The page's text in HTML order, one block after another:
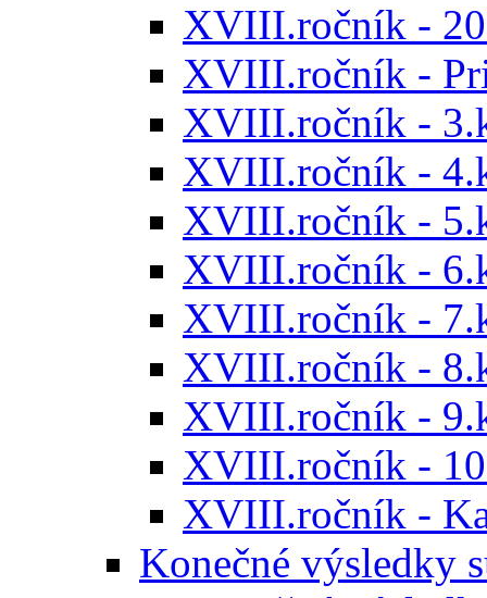
XVIII.ročník -
XVIII.ročník -
XVIII.ročník -
XVIII.ročník -
XVIII.ročník -
XVIII.ročník -
XVIII.ročník -
XVIII.ročník -
XVIII.ročník -
XVIII.ročník -
XVIII.ročník -
Konečné výsledky